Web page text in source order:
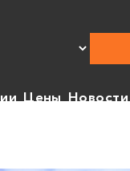
Цены Новости